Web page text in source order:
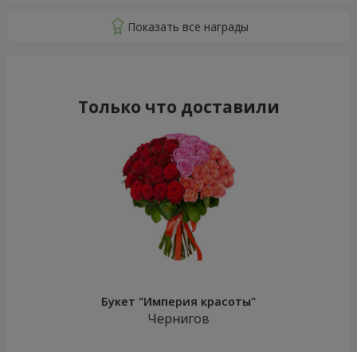
Только что доставили
Букет "Империя красоты"
Чернигов